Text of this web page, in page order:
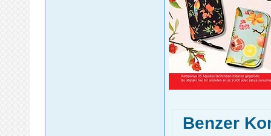
Benzer